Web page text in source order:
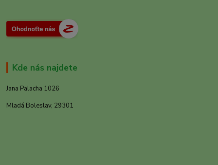
Kde nás najdete
Jana Palacha 1026
Mladá Boleslav, 29301